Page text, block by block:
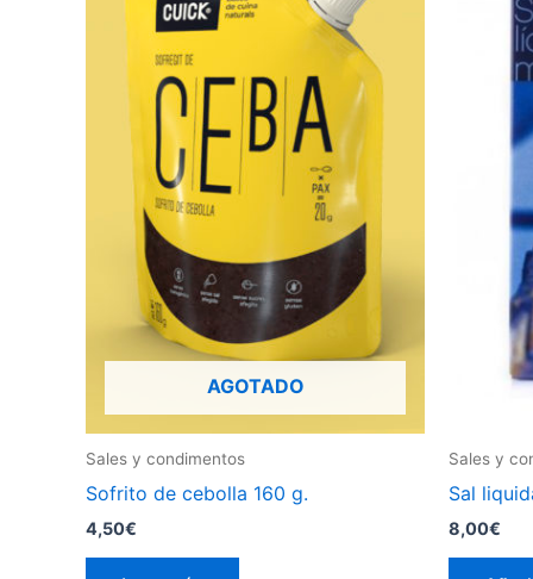
AGOTADO
Sales y condimentos
Sofrito de cebolla 160 g.
4,50€
Sales y
Sal
8,00€